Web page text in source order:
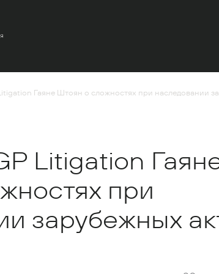
Гаяне Штоян о сложностях при наследовании
Litigation
при
зарубежных